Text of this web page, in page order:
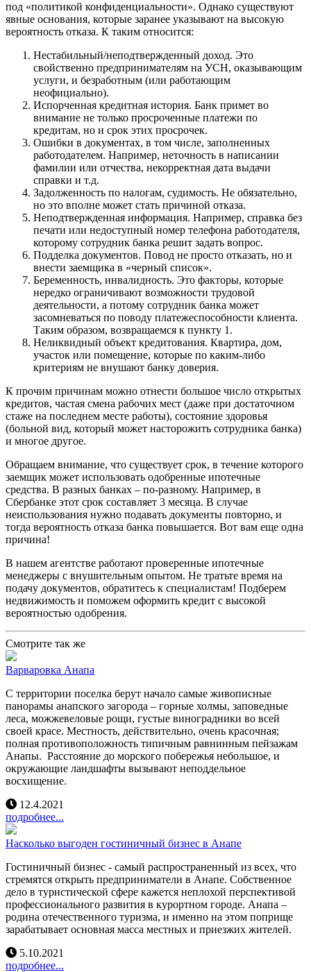
под «политикой конфиденциальности». Однако существуют
явные основания, которые заранее указывают на высокую
вероятность отказа. К таким относится:
Нестабильный/неподтвержденный доход. Это
свойственно предпринимателям на УСН, оказывающим
услуги, и безработным (или работающим
неофициально).
Испорченная кредитная история. Банк примет во
внимание не только просроченные платежи по
кредитам, но и срок этих просрочек.
Ошибки в документах, в том числе, заполненных
работодателем. Например, неточность в написании
фамилии или отчества, некорректная дата выдачи
справки и т.д.
Задолженность по налогам, судимость. Не обязательно,
но это вполне может стать причиной отказа.
Неподтвержденная информация. Например, справка без
печати или недоступный номер телефона работодателя,
которому сотрудник банка решит задать вопрос.
Подделка документов. Повод не просто отказать, но и
внести заемщика в «черный список».
Беременность, инвалидность. Это факторы, которые
нередко ограничивают возможности трудовой
деятельности, а потому сотрудник банка может
засомневаться по поводу платежеспособности клиента.
Таким образом, возвращаемся к пункту 1.
Неликвидный объект кредитования. Квартира, дом,
участок или помещение, которые по каким-либо
критериям не внушают банку доверия.
К прочим причинам можно отнести большое число открытых
кредитов, частая смена рабочих мест (даже при достаточном
стаже на последнем месте работы), состояние здоровья
(больной вид, который может насторожить сотрудника банка)
и многое другое.
Обращаем внимание, что существует срок, в течение которого
заемщик может использовать одобренные ипотечные
средства. В разных банках – по-разному. Например, в
Сбербанке этот срок составляет 3 месяца. В случае
неиспользования нужно подавать документы повторно, и
тогда вероятность отказа банка повышается. Вот вам еще одна
причина!
В нашем агентстве работают проверенные ипотечные
менеджеры с внушительным опытом. Не тратьте время на
подачу документов, обратитесь к специалистам! Подберем
недвижимость и поможем оформить кредит с высокой
вероятностью одобрения.
Смотрите так же
Варваровка Анапа
С территории поселка берут начало самые живописные
панорамы анапского загорода – горные холмы, заповедные
леса, можжевеловые рощи, густые виноградники во всей
своей красе. Местность, действительно, очень красочная;
полная противоположность типичным равнинным пейзажам
Анапы. Расстояние до морского побережья небольшое, и
окружающие ландшафты вызывают неподдельное
восхищение.
12.4.2021
подробнее...
Насколько выгоден гостиничный бизнес в Анапе
Гостиничный бизнес - самый распространенный из всех, что
стремятся открыть предприниматели в Анапе. Собственное
дело в туристической сфере кажется неплохой перспективой
профессионального развития в курортном городе. Анапа –
родина отечественного туризма, и именно на этом поприще
зарабатывает основная масса местных и приезжих жителей.
5.10.2021
подробнее...